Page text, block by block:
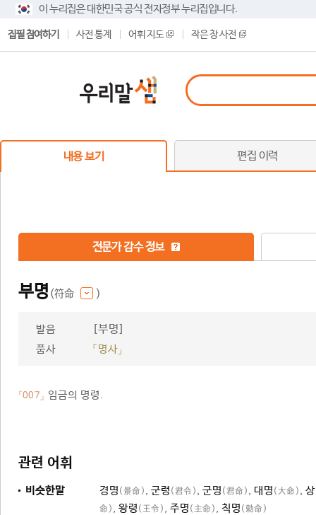
이 누리집은 대한민국 공식 전자정부 누리집입니다.
집필 참여하기 사전 통계 어휘 지도 작은 창 사전
내용 보기 편집 이력
전문가 감수 정보
부명 (符命 )
발음 [부명]
품사 「명사」
「007」 임금의 명령.
관련 어휘
비슷한말 경명 (景命) , 군령 (君令) , 군명 (君命) , 대명 (大命) ,
命) , 왕령 (王令) , 주명 (主命) , 칙명 (勅命)